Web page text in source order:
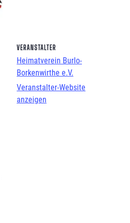
VERANSTALTER
Heimatverein Burlo-
Borkenwirthe e.V.
Veranstalter-Website
anzeigen